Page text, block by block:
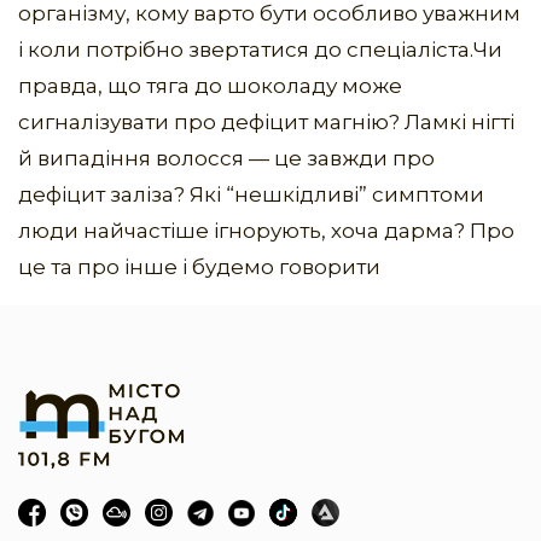
організму, кому варто бути особливо уважним
і коли потрібно звертатися до спеціаліста.Чи
правда, що тяга до шоколаду може
сигналізувати про дефіцит магнію? Ламкі нігті
й випадіння волосся — це завжди про
дефіцит заліза? Які “нешкідливі” симптоми
люди найчастіше ігнорують, хоча дарма? Про
це та про інше і будемо говорити